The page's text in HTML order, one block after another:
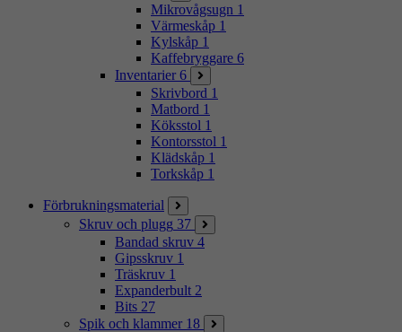
Mikrovågsugn 1
Värmeskåp 1
Kylskåp 1
Kaffebryggare 6
Inventarier 6
Skrivbord 1
Matbord 1
Köksstol 1
Kontorsstol 1
Klädskåp 1
Torkskåp 1
Förbrukningsmaterial
Skruv och plugg 37
Bandad skruv 4
Gipsskruv 1
Träskruv 1
Expanderbult 2
Bits 27
Spik och klammer 18